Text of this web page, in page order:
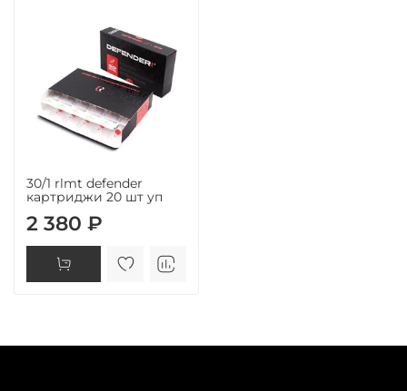
30/1 rlmt defender
картриджи 20 шт уп
2 380 ₽